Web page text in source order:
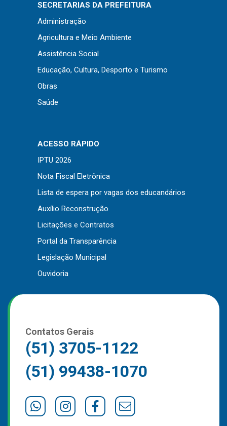
Licitações
Dispensas e Inexigibilidades
Chamamentos Públicos
Leis, Decretos e Portarias
Transparência
Radar da Transparência
Cespro
Outros
Downloads
Contato
SECRETARIAS DA PREFEITURA
Administração
Agricultura e Meio Ambiente
Assistência Social
Educação, Cultura, Desporto e Turismo
Obras
Saúde
ACESSO RÁPIDO
IPTU 2026
Nota Fiscal Eletrônica
Lista de espera por vagas dos educandários
Auxílio Reconstrução
Licitações e Contratos
Portal da Transparência
Legislação Municipal
Ouvidoria
Contatos Gerais
(51) 3705-1122
(51) 99438-1070